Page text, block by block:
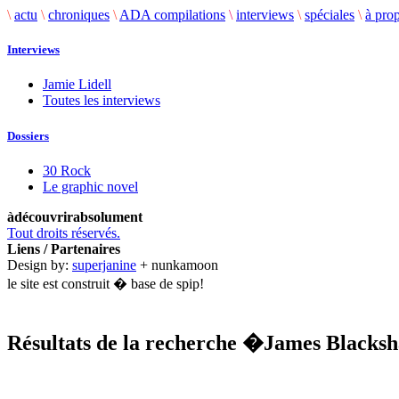
\ actu \ chroniques \ ADA compilations \ interviews \ spéciales \ à
Interviews
Jamie Lidell
Toutes les interviews
Dossiers
30 Rock
Le graphic novel
àdécouvrirabsolument
Tout droits réservés.
Liens / Partenaires
Design by: superjanine + nunkamoon
le site est construit � base de spip!
Résultats de la recherche �James